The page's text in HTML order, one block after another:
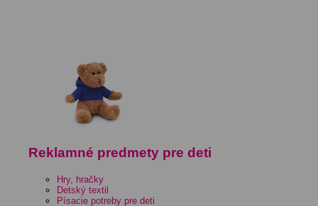
Reklamné predmety pre deti
Hry, hračky
Detský textil
Písacie potreby pre deti